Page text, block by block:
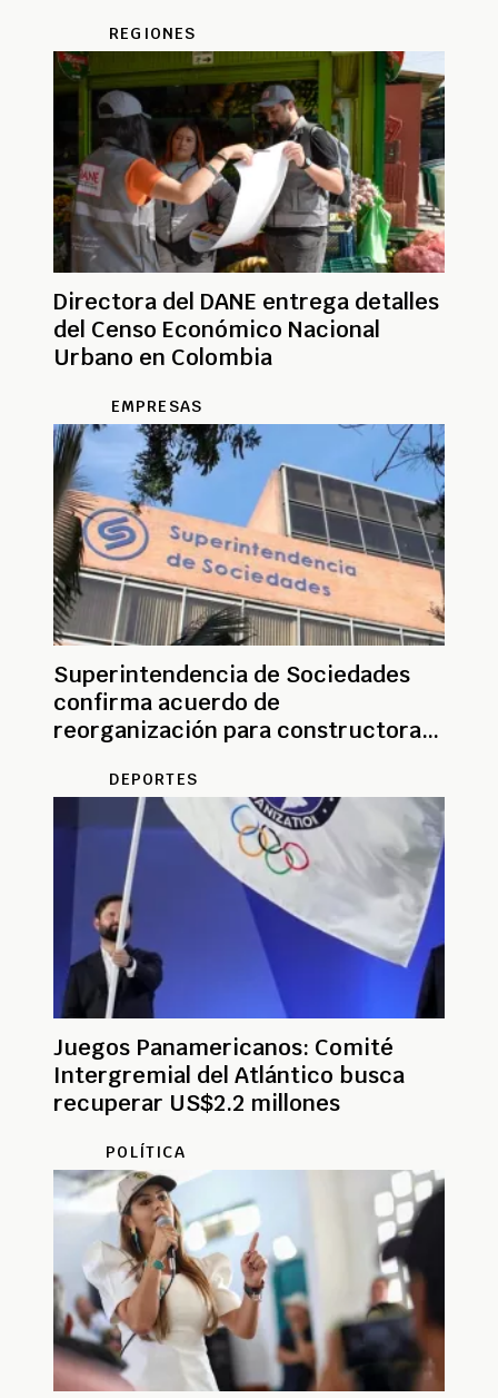
REGIONES
Directora del DANE entrega detalles
del Censo Económico Nacional
Urbano en Colombia
EMPRESAS
Superintendencia de Sociedades
confirma acuerdo de
reorganización para constructora
DEPORTES
Juegos Panamericanos: Comité
Intergremial del Atlántico busca
recuperar US$2.2 millones
POLÍTICA